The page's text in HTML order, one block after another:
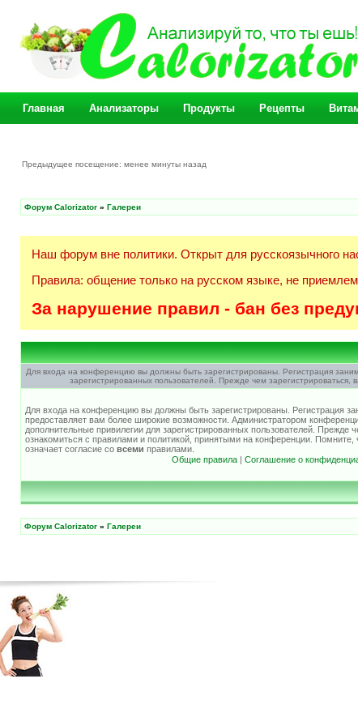
Главная Анализаторы Продукты Рецепты
Предыдущее посещение: менее минуты назад
Форум Calorizator » Галереи
Наш форум вне политики. Открыт для русскоязычного
Правила: общение только на русском языке, не
За нарушение правил - бан без
Для входа на конференцию вы должны быть зарегистрированы. Регистрация
зарегистрированных пользователей. Прежде чем
Для входа на конференцию вы должны быть зарегистрированы. Регистрация
предоставляет вам более широкие возможности. Администратором
дополнительные привилегии для зарегистрированных пользователей. Прежде
ознакомиться с правилами и политикой, принятыми на конференции.
означает согласие со всеми правилами.
Общие правила| Соглашение о
Форум Calorizator » Галереи